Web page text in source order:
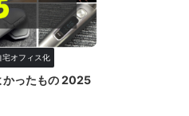
宅オフィス化
かったもの 2025